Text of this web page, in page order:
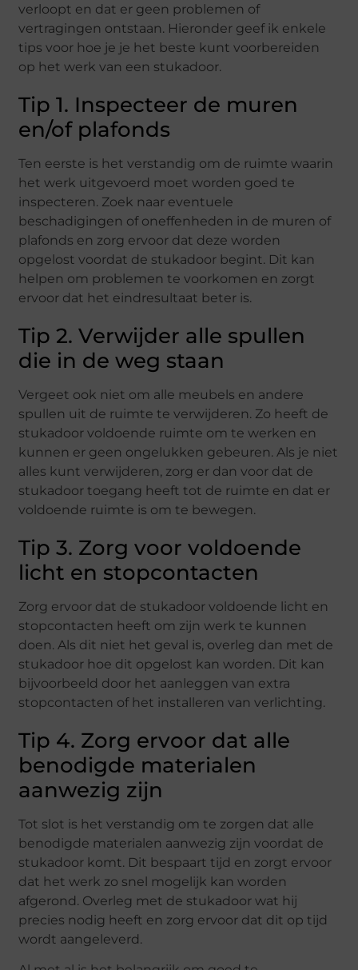
verloopt en dat er geen problemen of
vertragingen ontstaan. Hieronder geef ik enkele
tips voor hoe je je het beste kunt voorbereiden
op het werk van een stukadoor.
Tip 1. Inspecteer de muren
en/of plafonds
Ten eerste is het verstandig om de ruimte waarin
het werk uitgevoerd moet worden goed te
inspecteren. Zoek naar eventuele
beschadigingen of oneffenheden in de muren of
plafonds en zorg ervoor dat deze worden
opgelost voordat de stukadoor begint. Dit kan
helpen om problemen te voorkomen en zorgt
ervoor dat het eindresultaat beter is.
Tip 2. Verwijder alle spullen
die in de weg staan
Vergeet ook niet om alle meubels en andere
spullen uit de ruimte te verwijderen. Zo heeft de
stukadoor voldoende ruimte om te werken en
kunnen er geen ongelukken gebeuren. Als je niet
alles kunt verwijderen, zorg er dan voor dat de
stukadoor toegang heeft tot de ruimte en dat er
voldoende ruimte is om te bewegen.
Tip 3. Zorg voor voldoende
licht en stopcontacten
Zorg ervoor dat de stukadoor voldoende licht en
stopcontacten heeft om zijn werk te kunnen
doen. Als dit niet het geval is, overleg dan met de
stukadoor hoe dit opgelost kan worden. Dit kan
bijvoorbeeld door het aanleggen van extra
stopcontacten of het installeren van verlichting.
Tip 4. Zorg ervoor dat alle
benodigde materialen
aanwezig zijn
Tot slot is het verstandig om te zorgen dat alle
benodigde materialen aanwezig zijn voordat de
stukadoor komt. Dit bespaart tijd en zorgt ervoor
dat het werk zo snel mogelijk kan worden
afgerond. Overleg met de stukadoor wat hij
precies nodig heeft en zorg ervoor dat dit op tijd
wordt aangeleverd.